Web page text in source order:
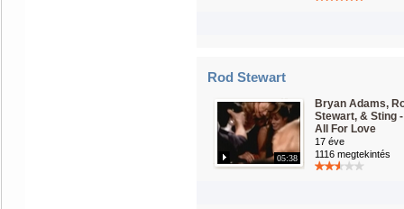
Rod Stewart
05:38
Bryan Adams,
Stewart, & Sting -
All For Love
17 éve
1116 megtekintés